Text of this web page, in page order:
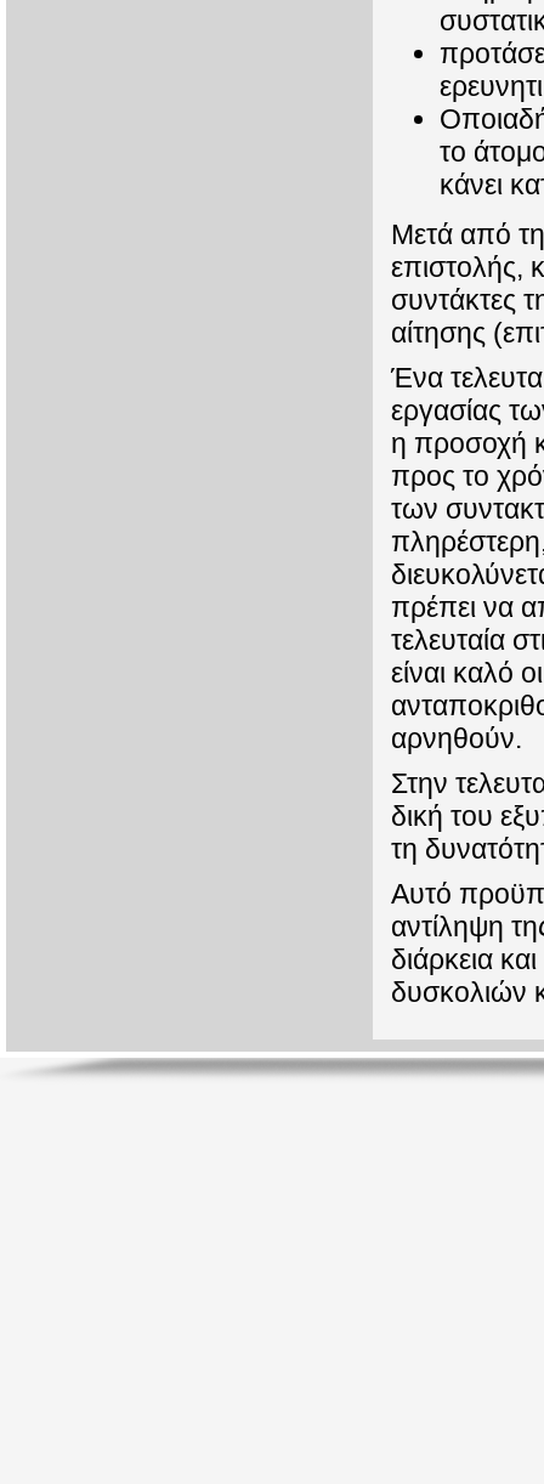
το
κάνει
Μετά από
επιστολής,
συντάκτες
αίτησης
Ένα
εργασίας
η προσοχή
προς το
των
πρέπει να
τελευταία
είναι καλό
αρνηθούν.
Στην
δική του
τη
Αυτό
αντίληψη
διάρκεια
δυσκολιών